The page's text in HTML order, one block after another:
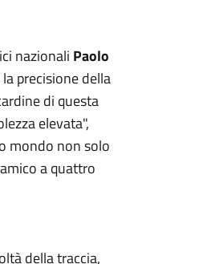
nazionali Paolo
precisione della
di questa
elevata",
mondo non solo
a quattro
della traccia,